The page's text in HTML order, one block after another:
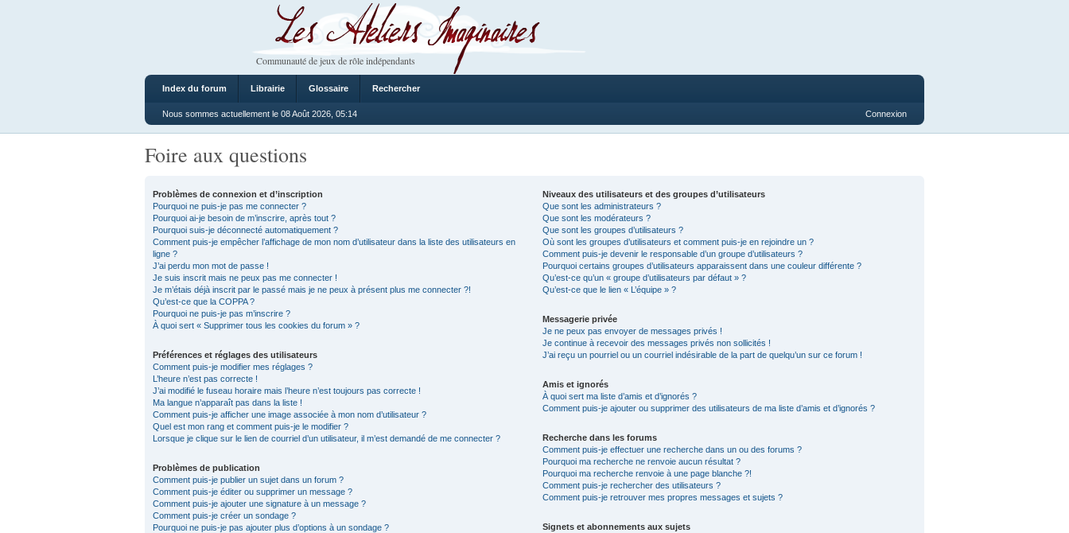
Les Ateliers Imaginaires
Communauté de jeux de rôle indépendants
Index du forum Librairie Glossaire Rechercher
Nous sommes actuellement le 08 Août 2026, 05:14 Connexion
Foire aux questions
Problèmes de connexion et d’inscription
Pourquoi ne puis-je pas me connecter ?
Pourquoi ai-je besoin de m’inscrire, après tout ?
Pourquoi suis-je déconnecté automatiquement ?
Comment puis-je empêcher l’affichage de mon nom d’utilisateur dans la liste des utilisateurs en
ligne ?
J’ai perdu mon mot de passe !
Je suis inscrit mais ne peux pas me connecter !
Je m’étais déjà inscrit par le passé mais je ne peux à présent plus me connecter ?!
Qu’est-ce que la COPPA ?
Pourquoi ne puis-je pas m’inscrire ?
À quoi sert « Supprimer tous les cookies du forum » ?
Préférences et réglages des utilisateurs
Comment puis-je modifier mes réglages ?
L’heure n’est pas correcte !
J’ai modifié le fuseau horaire mais l’heure n’est toujours pas correcte !
Ma langue n’apparaît pas dans la liste !
Comment puis-je afficher une image associée à mon nom d’utilisateur ?
Quel est mon rang et comment puis-je le modifier ?
Lorsque je clique sur le lien de courriel d’un utilisateur, il m’est demandé de me connecter ?
Problèmes de publication
Comment puis-je publier un sujet dans un forum ?
Comment puis-je éditer ou supprimer un message ?
Comment puis-je ajouter une signature à un message ?
Comment puis-je créer un sondage ?
Pourquoi ne puis-je pas ajouter plus d’options à un sondage ?
Niveaux des utilisateurs et des groupes d’utilisateurs
Que sont les administrateurs ?
Que sont les modérateurs ?
Que sont les groupes d’utilisateurs ?
Où sont les groupes d’utilisateurs et comment puis-je en rejoindre un ?
Comment puis-je devenir le responsable d’un groupe d’utilisateurs ?
Pourquoi certains groupes d’utilisateurs apparaissent dans une couleur différente ?
Qu’est-ce qu’un « groupe d’utilisateurs par défaut » ?
Qu’est-ce que le lien « L’équipe » ?
Messagerie privée
Je ne peux pas envoyer de messages privés !
Je continue à recevoir des messages privés non sollicités !
J’ai reçu un pourriel ou un courriel indésirable de la part de quelqu’un sur ce forum !
Amis et ignorés
À quoi sert ma liste d’amis et d’ignorés ?
Comment puis-je ajouter ou supprimer des utilisateurs de ma liste d’amis et d’ignorés ?
Recherche dans les forums
Comment puis-je effectuer une recherche dans un ou des forums ?
Pourquoi ma recherche ne renvoie aucun résultat ?
Pourquoi ma recherche renvoie à une page blanche ?!
Comment puis-je rechercher des utilisateurs ?
Comment puis-je retrouver mes propres messages et sujets ?
Signets et abonnements aux sujets